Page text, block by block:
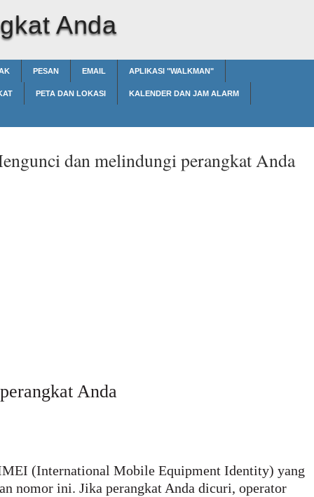
Anda
PESAN EMAIL APLIKASI "WALKMAN"
PETA DAN LOKASI KALENDER DAN JAM ALARM
dan melindungi perangkat Anda
Anda
(International Mobile Equipment Identity) yang
nomor ini. Jika perangkat Anda dicuri, operator